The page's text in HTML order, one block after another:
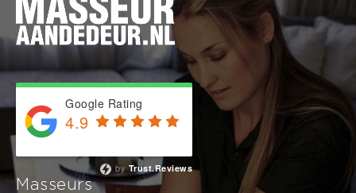
Google Rating
4.9
byTrust.Reviews
Masseurs